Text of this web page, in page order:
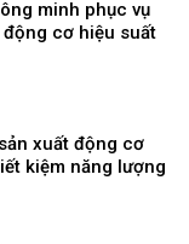
minh phục vụ
cơ hiệu suất
xuất động cơ
kiệm năng lượng